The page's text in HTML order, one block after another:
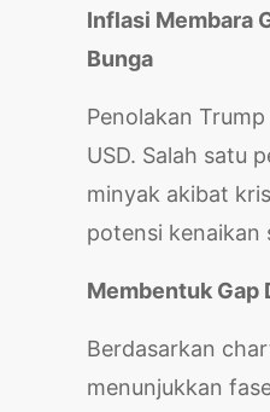
Inflasi Membara
Bunga
Penolakan
USD. Salah satu
minyak akibat
potensi kenaikan
Membentuk Gap
Berdasarkan
menunjukkan